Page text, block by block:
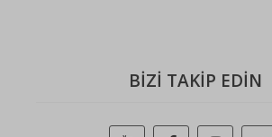
BİZİ TAKİP EDİN